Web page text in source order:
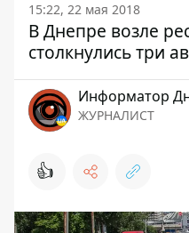
15:22, 22 мая 2018
В Днепре возле
столкнулись три
Информатор
ЖУРНАЛИСТ
👍